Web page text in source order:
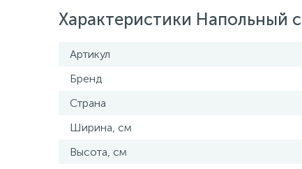
Характеристики Напольный
Артикул
Бренд
Страна
Ширина, см
Высота, см